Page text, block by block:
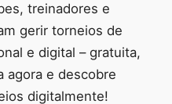
treinadores e
gerir torneios de
e digital – gratuita,
agora e descobre
digitalmente!